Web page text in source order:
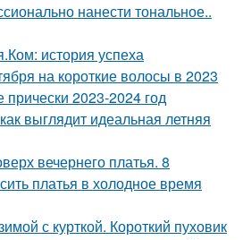
нанести тональное..
история успеха
на короткие волосы в 2023
2023-2024 год
выглядит идеальная летняя
вечернего платья. 8
платья в холодное время
с курткой. Короткий пуховик